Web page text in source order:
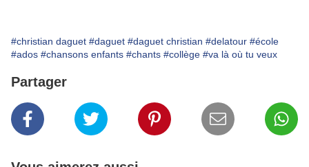
#christian daguet #daguet #daguet christian #delatour #école
#ados #chansons enfants #chants #collège #va là où tu veux
Partager